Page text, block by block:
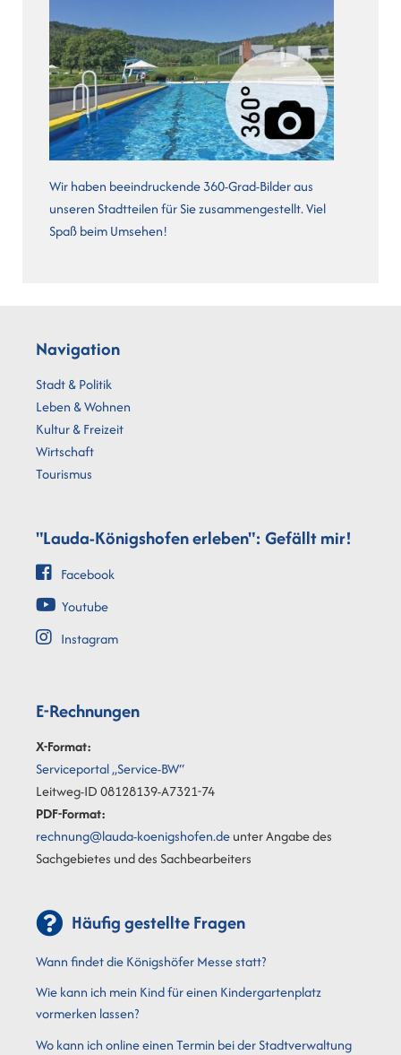
Wir haben beeindruckende 360-Grad-Bilder aus
unseren Stadtteilen für Sie zusammengestellt. Viel
Spaß beim Umsehen!
Navigation
Stadt & Politik
Leben & Wohnen
Kultur & Freizeit
Wirtschaft
Tourismus
"Lauda-Königshofen erleben": Gefällt mir!
Facebook
Youtube
Instagram
E-Rechnungen
X-Format:
Serviceportal „Service-BW“
Leitweg-ID 08128139-A7321-74
PDF-Format:
rechnung@lauda-koenigshofen.deunter Angabe des
Sachgebietes und des Sachbearbeiters
Häufig gestellte Fragen
Wann findet die Königshöfer Messe statt?
Wie kann ich mein Kind für einen Kindergartenplatz
vormerken lassen?
Wo kann ich online einen Termin bei der Stadtverwaltung